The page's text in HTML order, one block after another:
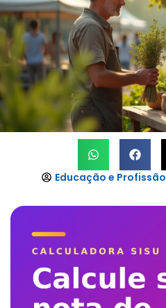
Educação e Profissão